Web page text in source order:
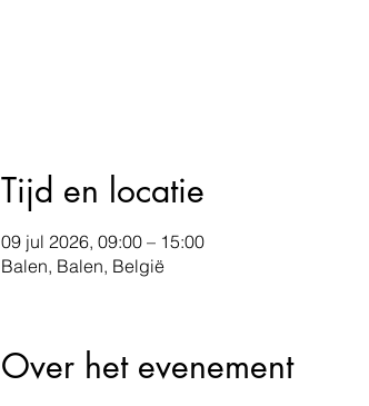
Tijd en locatie
09 jul 2026, 09:00 – 15:00
Balen, Balen, België
Over het evenement